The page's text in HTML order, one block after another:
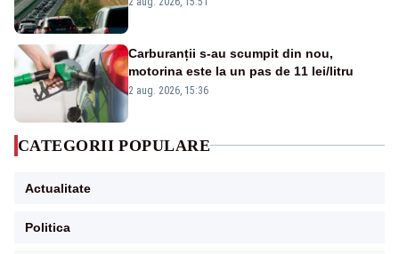
Carburanții s-au scumpit din nou,
motorina este la un pas de 11 lei/litru
2 aug. 2026, 15:36
CATEGORII POPULARE
Actualitate
Politica